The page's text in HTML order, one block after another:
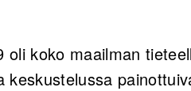
oli koko maailman
keskustelussa